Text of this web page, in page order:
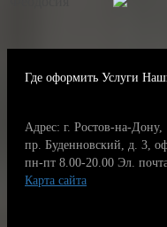
Где оформить Услуги
Адрес: г. Ростов-на-Дону,
пр. Буденновский, д. 3,
пн-пт 8.00-20.00 Эл.
Карта сайта